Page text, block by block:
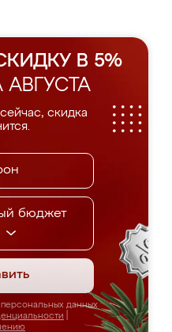
В 5%
скидка
бюджет
данных